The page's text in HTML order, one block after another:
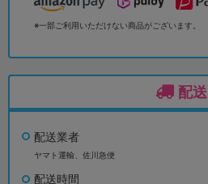
※一部ご利用いただけない商品がございます。
配送
配送業者
ヤマト運輸、佐川急便
配送時間